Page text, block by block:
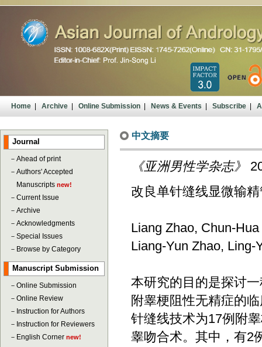
Home| Archive| Online Submission| News & Events| Subscribe|
Journal
－ Ahead of print
－ Authors' Accepted
Manuscripts new!
－ Current Issue
－ Archive
－ Acknowledgments
－ Special Issues
－ Browse by Category
Manuscript Submission
－ Online Submission
－ Online Review
－ Instruction for Authors
－ Instruction for Reviewers
－ English Corner new!
中文摘要
《亚洲男性学杂志》
改良单针缝线显微输
Liang Zhao, Chun-
Liang-Yun Zhao, Ling-
本研究的目的是探讨
附睾梗阻性无精症的
针缝线技术为17例附
睾吻合术。其中，有2